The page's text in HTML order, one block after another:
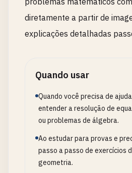
diretamente a partir de
explicações detalhadas
Quando usar
Quando você precisa de
entender a resolução de
ou problemas de álgebra.
Ao estudar para provas e
passo a passo de exercícios
geometria.